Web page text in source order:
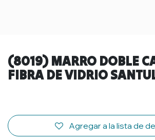
(8019) MARRO DOBLE
FIBRA DE VIDRIO
Agregar a la lista de